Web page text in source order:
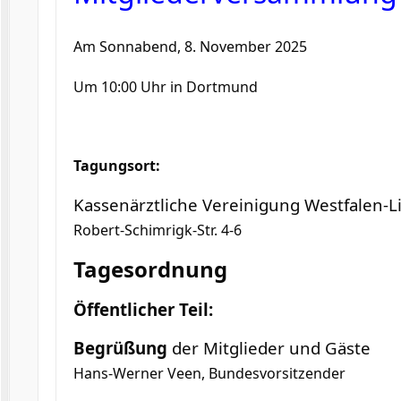
Am Sonnabend, 8. November 2025
Um 10:00 Uhr in Dortmund
Tagungsort:
Kassenärztliche Vereinigung Westfalen-
Robert-Schimrigk-Str. 4-6
Tagesordnung
Öffentlicher Teil:
Begrüßung der Mitglieder und Gäste
Hans-Werner Veen, Bundesvorsitzender